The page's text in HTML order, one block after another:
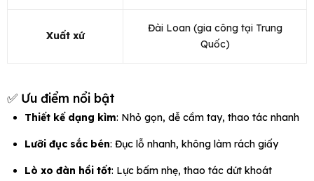
Xuất xứ
Đài Loan (gia công tại Trung
Quốc)
✅ Ưu điểm nổi bật
Thiết kế dạng kìm: Nhỏ gọn, dễ cầm tay, thao tác nhanh
Lưỡi đục sắc bén: Đục lỗ nhanh, không làm rách giấy
Lò xo đàn hồi tốt: Lực bấm nhẹ, thao tác dứt khoát